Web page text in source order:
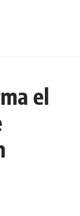
el